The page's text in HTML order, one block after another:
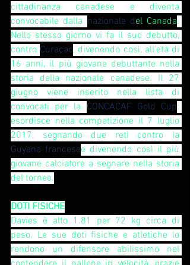
cittadinanza canadese e diventa
convocabile dalla nazionale del Canada.
Nello stesso giorno vi fa il suo debutto,
contro Curaçao, divenendo così, all'età di
16 anni, il più giovane debuttante nella
storia della nazionale canadese. Il 27
giugno viene inserito nella lista di
convocati per la CONCACAF Gold Cup:
esordisce nella competizione il 7 luglio
Guyana francesee divenendo così il più
giovane calciatore a segnare nella storia
del torneo.
DOTI FISICHE
Davies è alto 1.81 per 72 kg circa di
peso. Le sue doti fisiche e atletiche lo
rendono un difensore abilissimo nel